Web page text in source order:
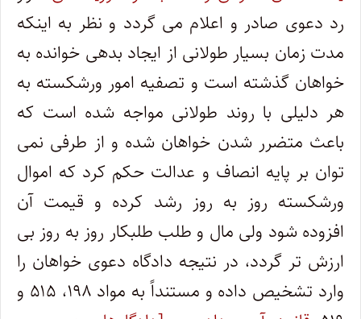
رد دعوی صادر و اعلام می گردد و نظر به اینکه
مدت زمان بسیار طولانی از ایجاد بدهی خوانده به
خواهان گذشته است و تصفیه امور ورشکسته به
هر دلیلی با روند طولانی مواجه شده است که
باعث متضرر شدن خواهان شده و از طرفی نمی
توان بر پایه انصاف و عدالت حکم کرد که اموال
ورشکسته روز به روز رشد کرده و قیمت آن
افزوده شود ولی مال و طلب طلبکار روز به روز بی
ارزش تر گردد، در نتیجه دادگاه دعوی خواهان را
وارد تشخیص داده و مستنداً به مواد ۱۹۸، ۵۱۵ و